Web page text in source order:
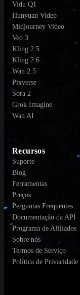
Vidu Q1
Hunyuan Video
Midjourney Video
Veo 3
Kling 2.5
Kling 2.6
Wan 2.5
Pixverse
Sora 2
Grok Imagine
Wan AI
Recursos
Suporte
Blog
Ferramentas
Preços
Perguntas Frequentes
Documentação da API
Programa de Afiliados
Sobre nós
Termos de Serviço
Política de Privacidade